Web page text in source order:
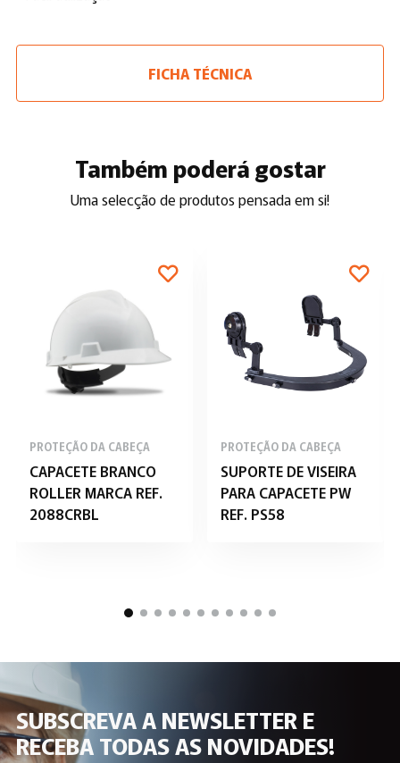
FICHA TÉCNICA
Também poderá gostar
Uma selecção de produtos pensada em si!
PROTEÇÃO DA CABEÇA
CAPACETE BRANCO
ROLLER MARCA REF.
2088CRBL
PROTEÇÃO DA CABEÇA
SUPORTE DE VISEIRA
PARA CAPACETE PW
REF. PS58
SUBSCREVA A NEWSLETTER E
RECEBA TODAS AS NOVIDADES!